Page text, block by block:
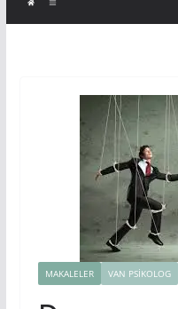
MAKALELER VAN PSIKOLOG